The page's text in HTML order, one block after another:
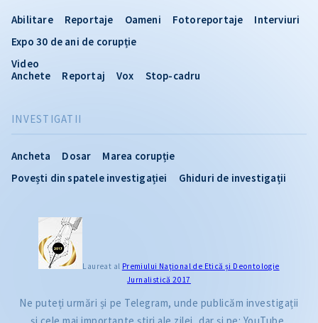
INVESTIGATII
Ancheta Dosar
Marea corupție
Povești din spatele investigației
Ghiduri de investigații
Abilitare Reportaje Oameni Fotoreportaje
Interviuri
Expo 30 de ani de corupție
Video
Anchete
Reportaj Vox Stop-cadru
Laureat al Premiului Naţional de Etică și Deontologie
Jurnalistică 2017
Ne puteți urmări și pe Telegram, unde publicăm investigații